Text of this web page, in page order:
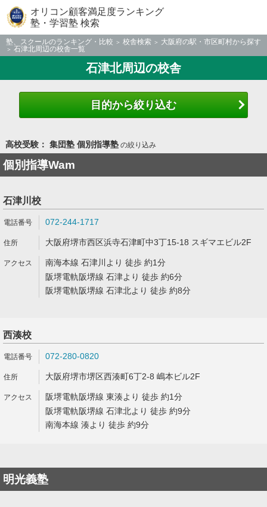
オリコン顧客満足度ランキング
塾・学習塾 検索
塾、スクールのランキング・比較 校舎検索
大阪府の駅・市区町村から探す
石津北周辺の校舎一覧
石津北周辺の校舎
目的から絞り込む
高校受験： 集団塾 個別指導塾の絞り込み
個別指導Wam
石津川校
072-244-1717
大阪府堺市西区浜寺石津町中3丁15-18 スギマエビル2F
南海本線 石津川より 徒歩 約1分
阪堺電軌阪堺線 石津より 徒歩 約6分
阪堺電軌阪堺線 石津北より 徒歩 約8分
西湊校
072-280-0820
大阪府堺市堺区西湊町6丁2-8 嶋本ビル2F
阪堺電軌阪堺線 東湊より 徒歩 約1分
阪堺電軌阪堺線 石津北より 徒歩 約9分
南海本線 湊より 徒歩 約9分
明光義塾